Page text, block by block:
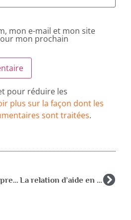
mon e-mail et mon site
mon prochain
pour réduire les
plus sur la façon dont les
sont traitées.
Communiqué de presse: Les enseignants spécialisés des RASED ne sont pas des remplaçants La relation d’aide en contexte transculturel